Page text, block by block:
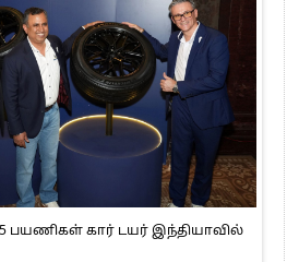
5 பயணிகள் கார் டயர் இந்தியாவில்